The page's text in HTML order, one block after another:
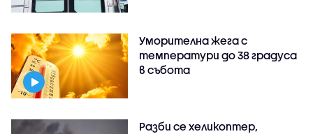
Уморителна жега с
температури до 38 градуса
в събота
Разби се хеликоптер,